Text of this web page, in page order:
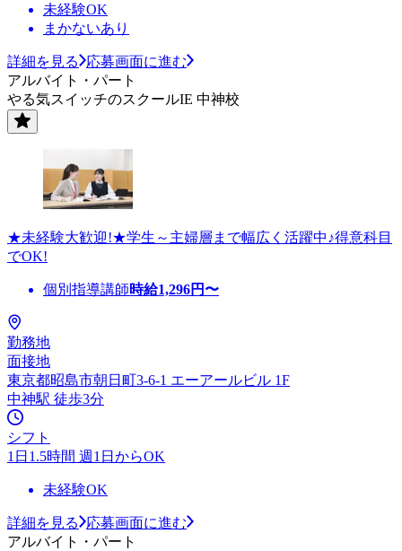
未経験OK
まかないあり
詳細を見る
応募画面に進む
アルバイト・パート
やる気スイッチのスクールIE 中神校
★未経験大歓迎!★学生～主婦層まで幅広く活躍中♪得意科目
でOK!
個別指導講師時給1,296円〜
勤務地
面接地
東京都昭島市朝日町3-6-1 エーアールビル 1F
中神駅 徒歩3分
シフト
1日1.5時間 週1日からOK
未経験OK
詳細を見る
応募画面に進む
アルバイト・パート